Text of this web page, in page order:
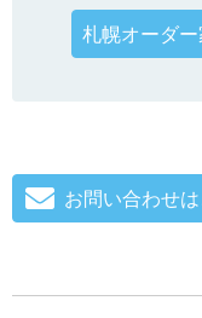
札幌オーダ
お問い合わせ